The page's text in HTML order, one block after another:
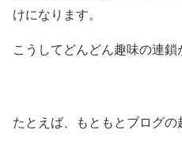
けになります。
こうしてどんどん趣味の連鎖
たとえば、もともとブログの